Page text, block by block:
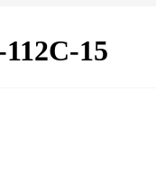
15